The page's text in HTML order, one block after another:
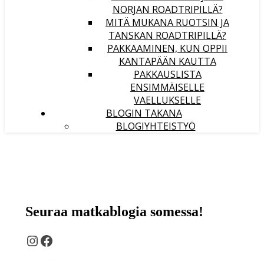
NORJAN ROADTRIPILLÄ?
MITÄ MUKANA RUOTSIN JA
TANSKAN ROADTRIPILLÄ?
PAKKAAMINEN, KUN OPPII
KANTAPÄÄN KAUTTA
PAKKAUSLISTA
ENSIMMÄISELLE
VAELLUKSELLE
BLOGIN TAKANA
BLOGIYHTEISTYÖ
Seuraa matkablogia somessa!
Instagram
Facebook